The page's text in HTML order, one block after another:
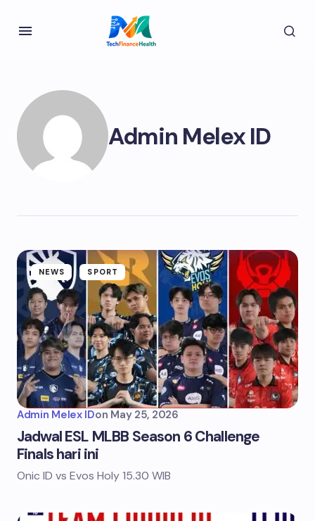
Admin Melex ID
NEWS SPORT
Admin Melex IDon May 25, 2026
Jadwal ESL MLBB Season 6 Challenge
Finals hari ini
Onic ID vs Evos Holy 15.30 WIB